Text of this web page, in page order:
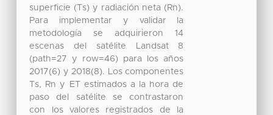
superficie (Ts) y radiación neta (Rn).
Para implementar y validar la
metodología se adquirieron 14
escenas del satélite Landsat 8
(path=27 y row=46) para los años
2017(6) y 2018(8). Los componentes
Ts, Rn y ET estimados a la hora de
paso del satélite se contrastaron
con los valores registrados de la